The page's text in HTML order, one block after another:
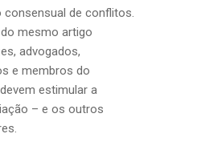
consensual de conflitos.
mesmo artigo
advogados,
e membros do
estimular a
– e os outros